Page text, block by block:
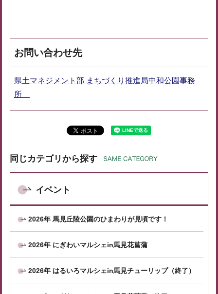
お問い合わせ先
県土マネジメント部 まちづくり推進局中和公園事務
所
同じカテゴリから探す
イベント
2026年 馬見丘陵公園のひまわりが見頃です！
2026年 にぎわいマルシェin馬見花菖蒲
2026年 はるいろマルシェin馬見チューリップ（終了）